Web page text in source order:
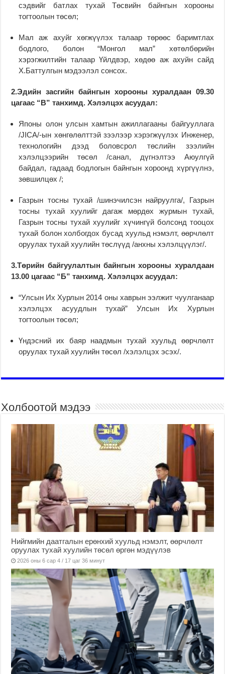
сэдвийг батлах тухай Төсвийн байнгын хорооны
тогтоолын төсөл;
Мал аж ахуйг хөгжүүлэх талаар төрөөс баримтлах
бодлого, болон “Монгол мал” хөтөлбөрийн
хэрэгжилтийн талаар Үйлдвэр, хөдөө аж ахуйн сайд
Х.Баттулгын мэдээлэл сонсох.
2.Эдийн засгийн байнгын хорооны хуралдаан 09.30
цагаас “В” танхимд.Хэлэлцэх асуудал:
Японы олон улсын хамтын ажиллагааны байгууллага
/JICA/-ын хөнгөлөлттэй зээлээр хэрэгжүүлэх Инженер,
технологийн дээд боловсрол төслийн зээлийн
хэлэлцээрийн төсөл /санал, дүгнэлтээ Аюулгүй
байдал, гадаад бодлогын байнгын хороонд хүргүүлнэ,
зөвшилцөх /;
Газрын тосны тухай /шинэчилсэн найруулга/, Газрын
тосны тухай хуулийг дагаж мөрдөх журмын тухай,
Газрын тосны тухай хуулийг хүчингүй болсонд тооцох
тухай болон холбогдох бусад хуульд нэмэлт, өөрчлөлт
оруулах тухай хуулийн төслүүд /анхны хэлэлцүүлэг/.
3.Төрийн байгуулалтын байнгын хорооны хуралдаан
13.00 цагаас “Б” танхимд.Хэлэлцэх асуудал:
“Улсын Их Хурлын 2014 оны хаврын ээлжит чуулганаар
хэлэлцэх асуудлын тухай” Улсын Их Хурлын
тогтоолын төсөл;
Үндэсний их баяр наадмын тухай хуульд өөрчлөлт
оруулах тухай хуулийн төсөл /хэлэлцэх эсэх/.
Холбоотой мэдээ
Нийгмийн даатгалын ерөнхий хуульд нэмэлт, өөрчлөлт
оруулах тухай хуулийн төсөл өргөн мэдүүлэв
2026 оны 6 сар 4 / 17 цаг 36 минут